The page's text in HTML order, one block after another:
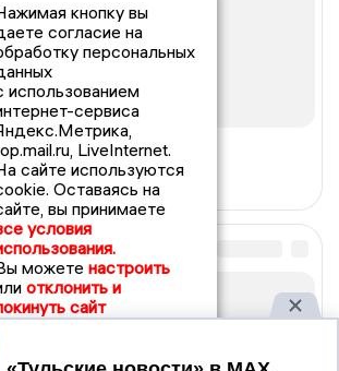
кнопку вы
согласие на
персональных
использованием
сервиса
LiveInternet.
сайте используются
Оставаясь на
вы принимаете
условия
можете настроить
отклонить и
сайт
Принять